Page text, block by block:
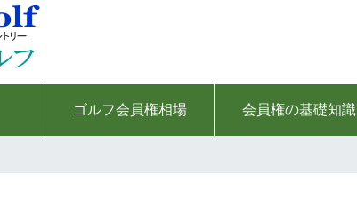
ゴルフ会員権相場 会員権の基礎知識